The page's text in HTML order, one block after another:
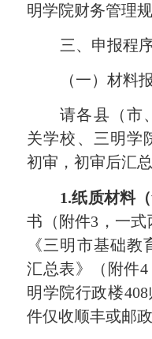
明学院财务管理规
三、 申报程
（一）材料
请各县（市
关学校、 三明学
初审，初审后汇
1.纸质材料
书（附件3 ， 一式
《三明市基础教
汇总表》（附件4
明学院行政楼408
件仅收顺丰或邮